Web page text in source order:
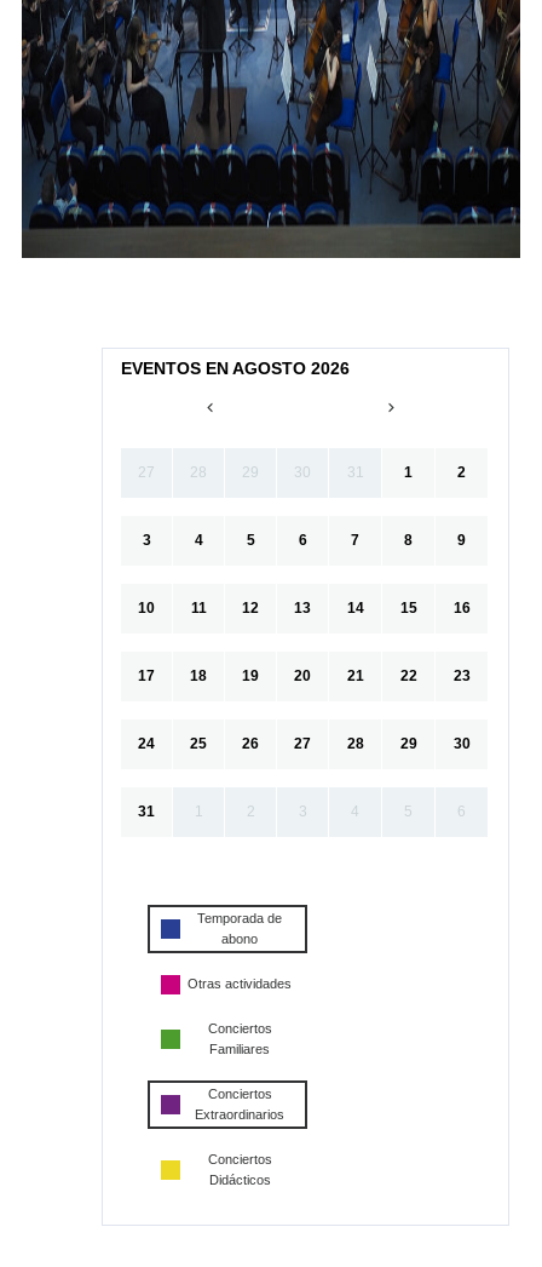
EVENTOS EN AGOSTO 2026
27 28 29 30 31 1 2
3 4 5 6 7 8 9
10 11 12 13 14 15 16
17 18 19 20 21 22 23
24 25 26 27 28 29 30
31 1 2 3 4 5 6
Temporada de
abono
Otras actividades
Conciertos
Familiares
Conciertos
Extraordinarios
Conciertos
Didácticos